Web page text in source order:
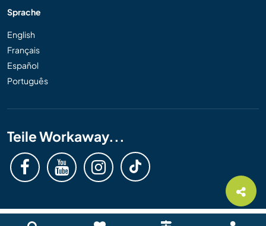
Sprache
English
Français
Español
Português
Teile Workaway...